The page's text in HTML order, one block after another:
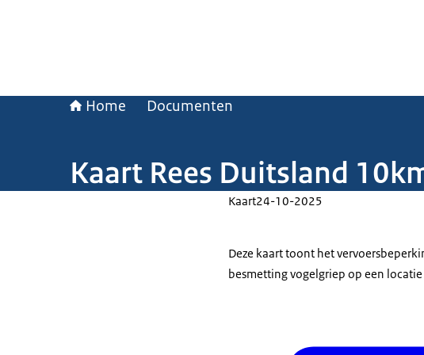
Home Documenten
Kaart Rees Duitsland
Kaart24-10-2025
Deze kaart toont het
besmetting vogelgriep op een locatie